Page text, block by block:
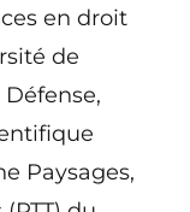
en droit
de
Paysages,